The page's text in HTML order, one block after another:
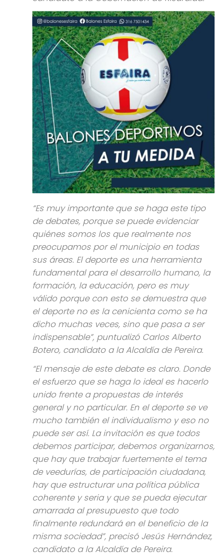
“Es muy importante que se haga este tipo
de debates, porque se puede evidenciar
quiénes somos los que realmente nos
preocupamos por el municipio en todas
sus áreas. El deporte es una herramienta
fundamental para el desarrollo humano, la
formación, la educación, pero es muy
válido porque con esto se demuestra que
el deporte no es la cenicienta como se ha
dicho muchas veces, sino que pasa a ser
indispensable”, puntualizó Carlos Alberto
Botero, candidato a la Alcaldía de Pereira.
“El mensaje de este debate es claro. Donde
el esfuerzo que se haga lo ideal es hacerlo
unido frente a propuestas de interés
general y no particular. En el deporte se ve
mucho también el individualismo y eso no
puede ser así. La invitación es que todos
debemos participar, debemos organizarnos,
que hay que trabajar fuertemente el tema
de veedurías, de participación ciudadana,
hay que estructurar una política pública
coherente y seria y que se pueda ejecutar
amarrada al presupuesto que todo
finalmente redundará en el beneficio de la
misma sociedad”, precisó Jesús Hernández,
candidato a la Alcaldía de Pereira.